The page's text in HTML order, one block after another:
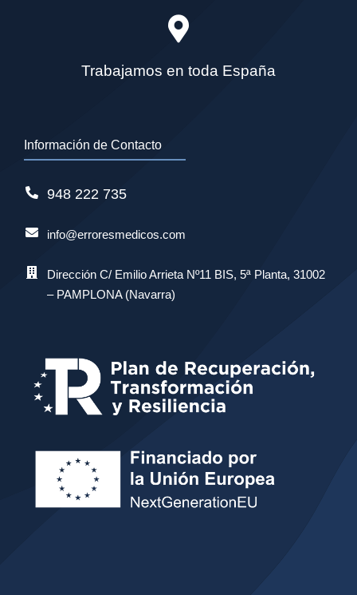
Trabajamos en toda España
Información de Contacto
948 222 735
info@erroresmedicos.com
Dirección C/ Emilio Arrieta Nº11 BIS, 5ª Planta, 31002
– PAMPLONA (Navarra)